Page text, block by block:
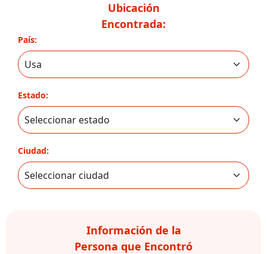
Ubicación
Encontrada:
País:
Estado:
Ciudad:
Información de la
Persona que Encontró